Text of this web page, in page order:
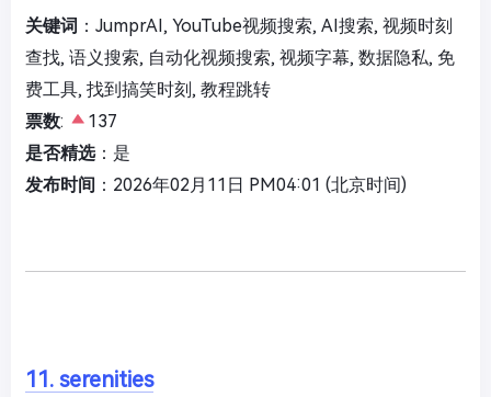
关键词 ：JumprAI, YouTube视频搜索, AI搜索, 视频时刻
查找, 语义搜索, 自动化视频搜索, 视频字幕, 数据隐私, 免
费工具, 找到搞笑时刻, 教程跳转
票数:
137
是否精选：是
发布时间 ：2026年02月11日 PM04:01 (北京时间)
11. serenities